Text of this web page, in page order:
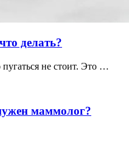
делать?
пугаться не стоит. Это …
маммолог?